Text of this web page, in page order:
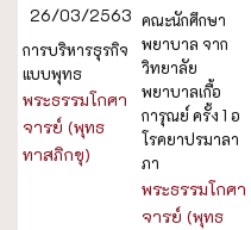
26/03/2563
การบริหารธุรกิจ
แบบพุทธ
พระธรรมโกศา
จารย์ (พุทธ
ทาสภิกขุ)
คณะนักศึกษา
พยาบาล จาก
วิทยาลัย
พยาบาลเกื้อ
การุณย์ ครั้ง 1 อ
โรคยาปรมาลา
ภา
พระธรรมโกศา
จารย์ (พุทธ